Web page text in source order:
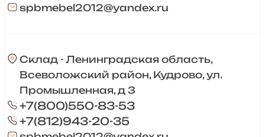
spbmebel2012@yandex.ru
Склад - Ленинградская область,
Всеволожский район, Кудрово, ул.
Промышленная, д 3
+7(800)550-83-53
+7(812)943-20-35